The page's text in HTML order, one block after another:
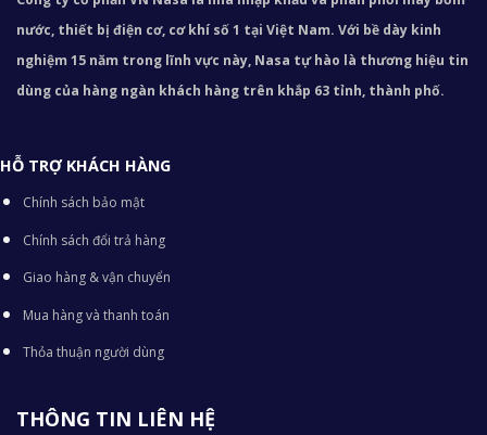
nước, thiết bị điện cơ, cơ khí số 1 tại Việt Nam. Với bề dày kinh
nghiệm 15 năm trong lĩnh vực này, Nasa tự hào là thương hiệu tin
dùng của hàng ngàn khách hàng trên khắp 63 tỉnh, thành phố.
HỖ TRỢ KHÁCH HÀNG
Chính sách bảo mật
Chính sách đổi trả hàng
Giao hàng & vận chuyển
Mua hàng và thanh toán
Thỏa thuận người dùng
THÔNG TIN LIÊN HỆ